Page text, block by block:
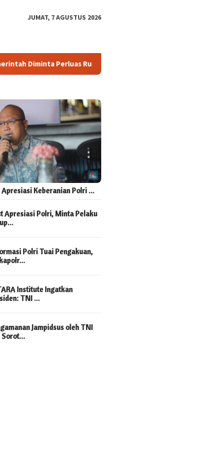
JUMAT, 7 AGUSTUS 2026
Perluas Ruang Konsultasi
Apresiasi Keberanian Polri …
Apresiasi Polri, Minta Pelaku
Polri Tuai Pengakuan,
Institute Ingatkan
TNI …
Jampidsus oleh TNI
Sorot…